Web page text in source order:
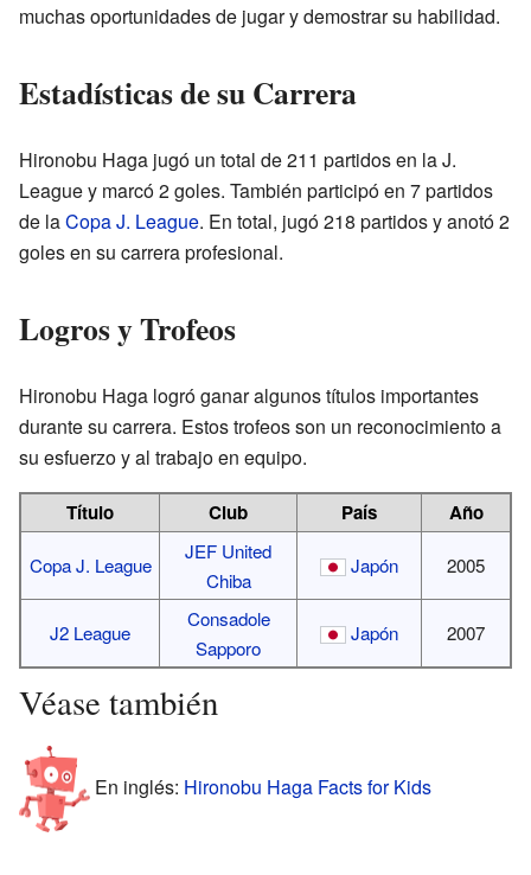
muchas oportunidades de jugar y demostrar su habilidad.
Estadísticas de su Carrera
Hironobu Haga jugó un total de 211 partidos en la J.
League y marcó 2 goles. También participó en 7 partidos
de laCopa J. League. En total, jugó 218 partidos y anotó 2
goles en su carrera profesional.
Logros y Trofeos
Hironobu Haga logró ganar algunos títulos importantes
durante su carrera. Estos trofeos son un reconocimiento a
su esfuerzo y al trabajo en equipo.
Título Club País Año
Copa J. League
JEF United
Chiba
Japón 2005
J2 League
Consadole
Sapporo
Japón 2007
Véase también
En inglés: Hironobu Haga Facts for Kids